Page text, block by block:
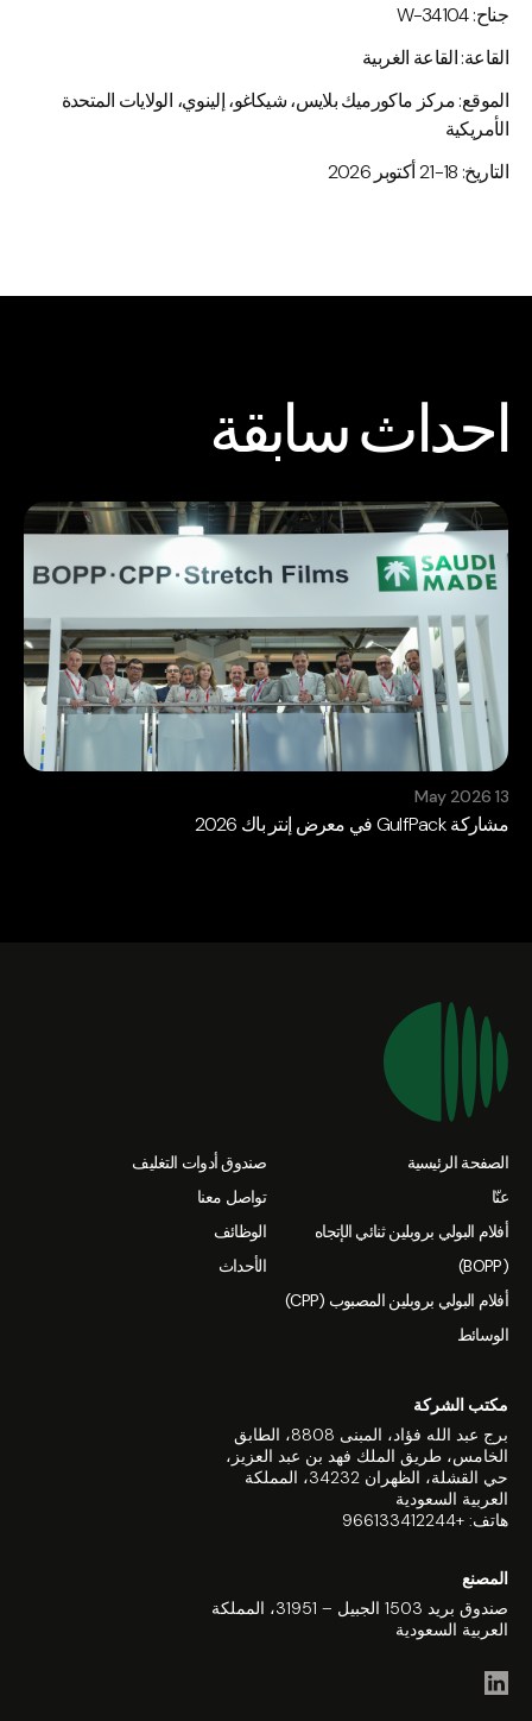
جناح: W-34104
القاعة: القاعة الغربية
الموقع: مركز ماكورميك بلايس، شيكاغو، إلينوي، الولايات المتحدة
الأمريكية
التاريخ: 18-21 أكتوبر 2026
احداث سابقة
13 May 2026
مشاركة GulfPack في معرض إنتر باك 2026
الصفحة الرئيسية
عنّا
أفلام البولي بروبلين ثنائي الإتجاه
(BOPP)
أفلام البولي بروبلين المصبوب (CPP)
صندوق أدوات التغليف
تواصل معنا
الوظائف
الأحداث
الوسائط
مكتب الشركة
برج عبد الله فؤاد، المبنى 8808، الطابق
الخامس، طريق الملك فهد بن عبد العزيز،
حي القشلة، الظهران 34232، المملكة
العربية السعودية
هاتف: +966133412244
المصنع
صندوق بريد 1503 الجبيل – 31951، المملكة
العربية السعودية